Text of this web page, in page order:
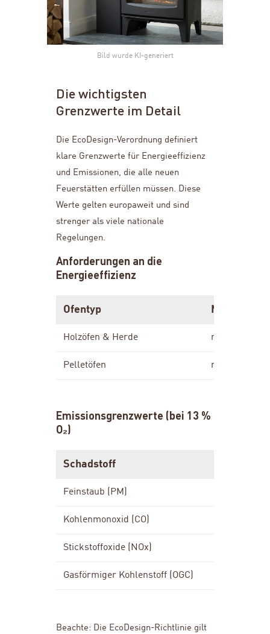
Bild wurde KI-generiert
Die wichtigsten
Grenzwerte im Detail
Die EcoDesign-Verordnung definiert
klare Grenzwerte für Energieeffizienz
und Emissionen, die alle neuen
Feuerstätten erfüllen müssen. Diese
Werte gelten europaweit und sind
strenger als viele nationale
Regelungen.
Anforderungen an die
Energieeffizienz
Ofentyp Mindest-
Holzöfen & Herde mind. 65 %
Pelletöfen mind. 79 %
Emissionsgrenzwerte (bei 13 %
O₂)
Schadstoff
Feinstaub (PM)
Kohlenmonoxid (CO)
Stickstoffoxide (NOx)
Gasförmiger Kohlenstoff (OGC)
Beachte: Die EcoDesign-Richtlinie gilt